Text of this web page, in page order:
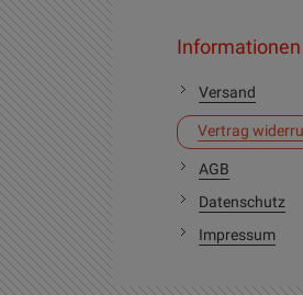
Informationen
Versand
Vertrag
AGB
Datenschutz
Impressum